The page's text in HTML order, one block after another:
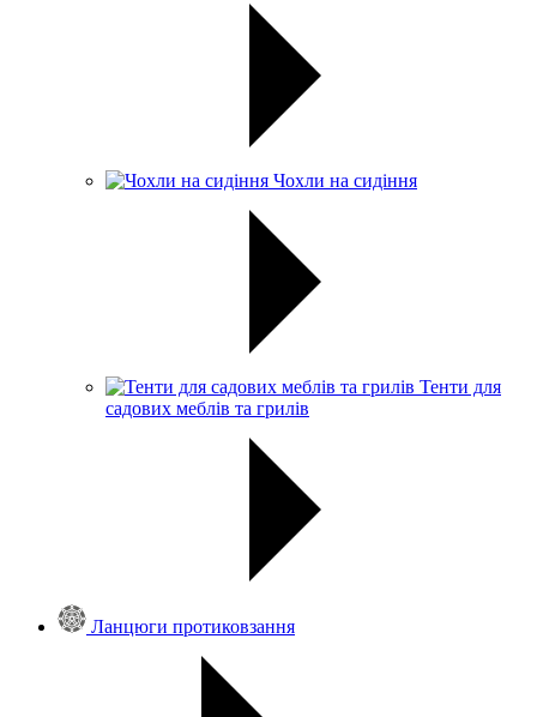
Чохли на сидіння
Тенти для
садових меблів та грилів
Ланцюги протиковзання